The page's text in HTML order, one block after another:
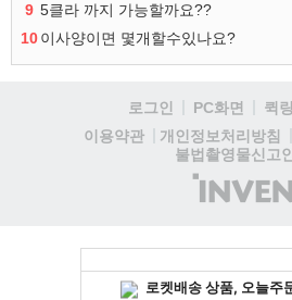
9 5클라 까지 가능할까요??
10이사양이면 몇개할수있나요?
로그인 PC화면 퀵
이용약관
개인정보처리방침
불법촬영물신고
(주)
인